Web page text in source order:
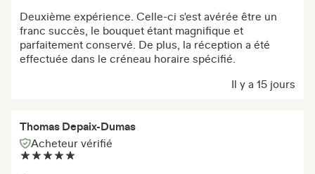
Deuxième expérience. Celle-ci s'est avérée être un
franc succès, le bouquet étant magnifique et
parfaitement conservé. De plus, la réception a été
effectuée dans le créneau horaire spécifié.
Il y a 15 jours
Thomas Depaix-Dumas
Acheteur vérifié